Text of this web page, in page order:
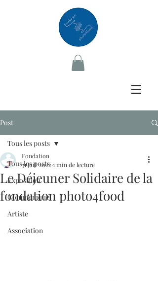
Post
Tous les posts
Exposition
Communiqué
Artiste
Association
Tous les posts
Le Déjeuner Solidaire de la
fondation photo4food
Fondation
31 juil. 20221 min de lecture